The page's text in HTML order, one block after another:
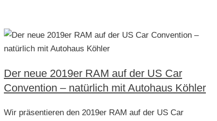
Der neue 2019er RAM auf der US Car
Convention – natürlich mit Autohaus Köhler
Wir präsentieren den 2019er RAM auf der US Car